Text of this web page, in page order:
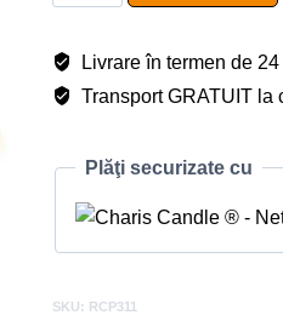
LibraryLivrare în termen de
Transport GRATUIT la
Plăţi securizate cu
SKU: RCP311